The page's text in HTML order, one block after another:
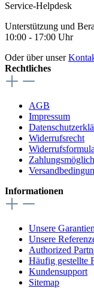
Service-Helpdesk
Unterstützung und
10:00 - 17:00 Uhr
Oder über unser
Rechtliches
AGB
Impressum
Widerrufsrecht
Informationen
Unsere Garantien
Unsere
Authorized
Häufig gestellte
Kundensupport
Sitemap